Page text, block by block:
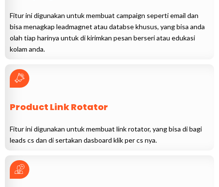
Fitur ini digunakan untuk membuat campaign seperti email dan
bisa menagkap leadmagnet atau databse khusus, yang bisa anda
olah tiap harinya untuk di kirimkan pesan berseri atau edukasi
kolam anda.
Product Link Rotator
Fitur ini digunakan untuk membuat link rotator, yang bisa di bagi
leads cs dan di sertakan dasboard klik per cs nya.